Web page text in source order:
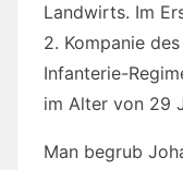
Landwirts. Im
2. Kompanie
Infanterie-
im Alter von 29
Man begrub